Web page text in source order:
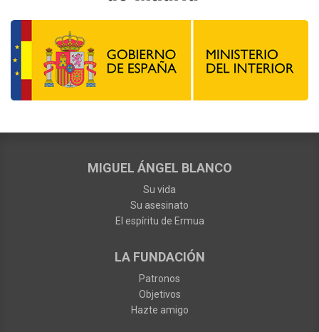
MIGUEL ÁNGEL BLANCO
Su vida
Su asesinato
El espíritu de Ermua
LA FUNDACIÓN
Patronos
Objetivos
Hazte amigo